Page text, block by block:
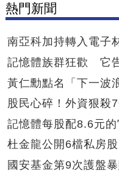
熱門新聞
南亞科加持轉入電
記憶體族群狂歡 它
黃仁勳點名「下一波
股民心碎！外資狠殺
記憶體每股配8.6元
杜金龍公開6檔私房
國安基金第9次護盤